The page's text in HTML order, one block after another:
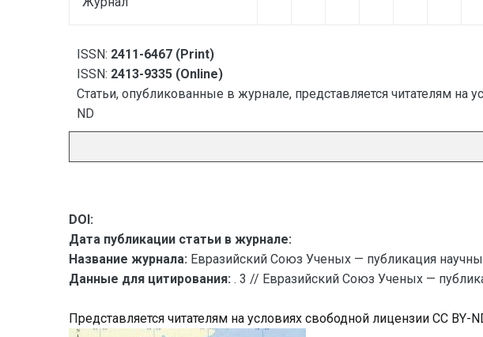
ISSN: 2411-6467 (Print)
ISSN: 2413-9335 (Online)
Статьи, опубликованные в журнале, представляется читателям на
ND
DOI:
Дата публикации статьи в журнале:
Название журнала: Евразийский Союз Ученых — публикация
Данные для цитирования: . 3 // Евразийский Союз Ученых —
Представляется читателям на условиях свободной лицензии CC BY-